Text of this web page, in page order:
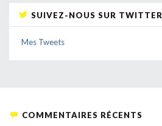
SUIVEZ-NOUS SUR TWITTER
Mes Tweets
COMMENTAIRES RÉCENTS